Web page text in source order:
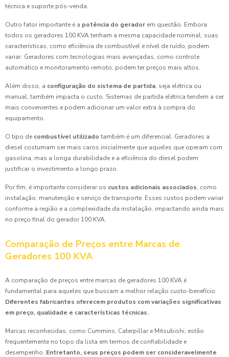
técnica e suporte pós-venda.
Outro fator importante é a potência do gerador em questão. Embora
todos os geradores 100 KVA tenham a mesma capacidade nominal, suas
características, como eficiência de combustível e nível de ruído, podem
variar. Geradores com tecnologias mais avançadas, como controle
automático e monitoramento remoto, podem ter preços mais altos.
Além disso, a configuração do sistema de partida, seja elétrica ou
manual, também impacta o custo. Sistemas de partida elétrica tendem a ser
mais convenientes e podem adicionar um valor extra à compra do
equipamento.
O tipo de combustível utilizado também é um diferencial. Geradores a
diesel costumam ser mais caros inicialmente que aqueles que operam com
gasolina, mas a longa durabilidade e a eficiência do diesel podem
justificar o investimento a longo prazo.
Por fim, é importante considerar os custos adicionais associados, como
instalação, manutenção e serviço de transporte. Esses custos podem variar
conforme a região e a complexidade da instalação, impactando ainda mais
no preço final do gerador 100 KVA.
Comparação de Preços entre Marcas de
Geradores 100 KVA
A comparação de preços entre marcas de geradores 100 KVA é
fundamental para aqueles que buscam a melhor relação custo-benefício.
Diferentes fabricantes oferecem produtos com variações significativas
em preço, qualidade e características técnicas.
Marcas reconhecidas, como Cummins, Caterpillar e Mitsubishi, estão
frequentemente no topo da lista em termos de confiabilidade e
desempenho. Entretanto, seus preços podem ser consideravelmente